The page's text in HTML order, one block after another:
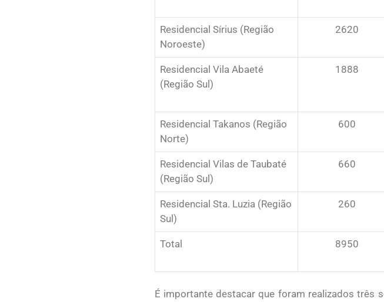
Residencial Sírius (Região
Noroeste)
2620
Residencial Vila Abaeté
(Região Sul)
1888
Residencial Takanos (Região
Norte)
600
Residencial Vilas de Taubaté
(Região Sul)
660
Residencial Sta. Luzia (Região
Sul)
260
Total 8950
É importante destacar que foram realizados três